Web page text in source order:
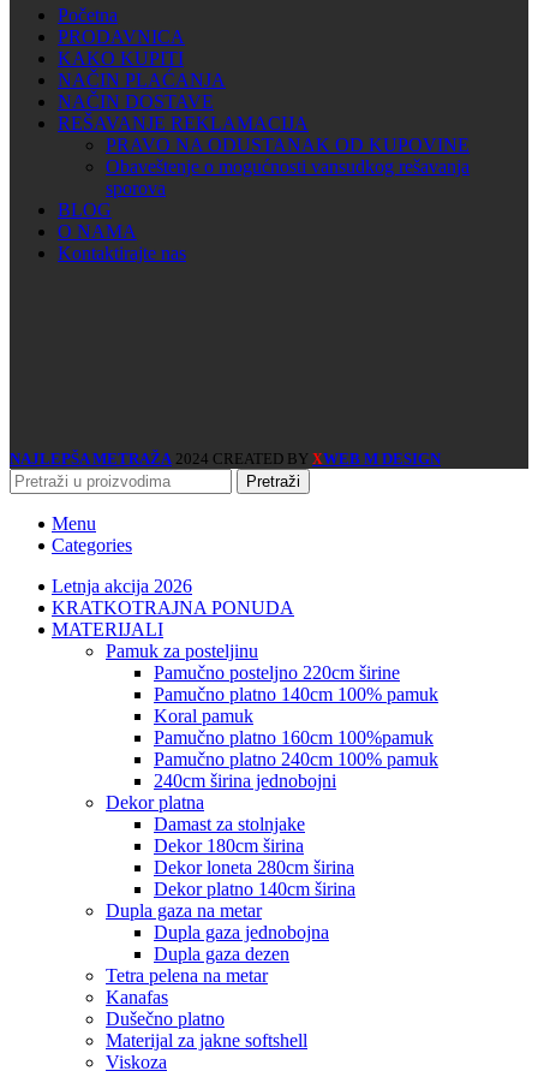
Početna
PRODAVNICA
KAKO KUPITI
NAČIN PLAĆANJA
NAČIN DOSTAVE
REŠAVANJE REKLAMACIJA
PRAVO NA ODUSTANAK OD KUPOVINE
Obaveštenje o mogućnosti vansudkog rešavanja
sporova
BLOG
O NAMA
Kontaktirajte nas
NAJLEPŠA METRAŽA 2024 CREATED BY XWEB M DESIGN
Pretraži
Menu
Categories
Letnja akcija 2026
KRATKOTRAJNA PONUDA
MATERIJALI
pamuk za posteljinu
pamučno posteljno 220cm širine
pamučno platno 140cm 100% pamuk
koral pamuk
pamučno platno 160cm 100%pamuk
pamučno platno 240cm 100% pamuk
240cm širina jednobojni
dekor platna
damast za stolnjake
dekor 180cm širina
dekor loneta 280cm širina
dekor platno 140cm širina
dupla gaza na metar
dupla gaza jednobojna
dupla gaza dezen
tetra pelena na metar
kanafas
dušečno platno
materijal za jakne softshell
viskoza